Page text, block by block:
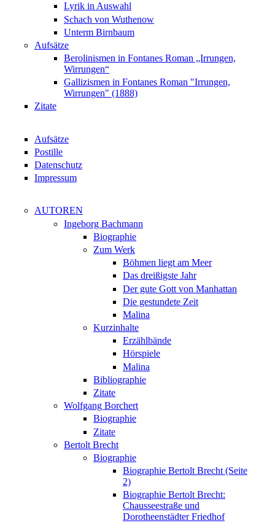
Lyrik in Auswahl
Schach von Wuthenow
Unterm Birnbaum
Aufsätze
Berolinismen in Fontanes Roman „Irrungen,
Wirrungen“
Gallizismen in Fontanes Roman "Irrungen,
Wirrungen" (1888)
Zitate
Aufsätze
Postille
Datenschutz
Impressum
AUTOREN
Ingeborg Bachmann
Biographie
Zum Werk
Böhmen liegt am Meer
Das dreißigste Jahr
Der gute Gott von Manhattan
Die gestundete Zeit
Malina
Kurzinhalte
Erzählbände
Hörspiele
Malina
Bibliographie
Zitate
Wolfgang Borchert
Biographie
Zitate
Bertolt Brecht
Biographie
Biographie Bertolt Brecht (Seite
2)
Biographie Bertolt Brecht:
Chausseestraße und
Dorotheenstädter Friedhof